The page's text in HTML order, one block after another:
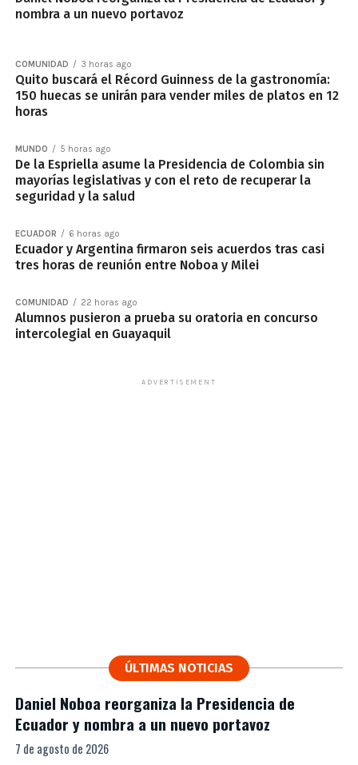
nombra a un nuevo portavoz
COMUNIDAD 3 horas ago
Quito buscará el Récord Guinness de la gastronomía:
150 huecas se unirán para vender miles de platos en 12
horas
MUNDO 5 horas ago
De la Espriella asume la Presidencia de Colombia sin
mayorías legislativas y con el reto de recuperar la
seguridad y la salud
ECUADOR 6 horas ago
Ecuador y Argentina firmaron seis acuerdos tras casi
tres horas de reunión entre Noboa y Milei
COMUNIDAD 22 horas ago
Alumnos pusieron a prueba su oratoria en concurso
intercolegial en Guayaquil
ADVERTISEMENT
ÚLTIMAS NOTICIAS
Daniel Noboa reorganiza la Presidencia de
Ecuador y nombra a un nuevo portavoz
7 de agosto de 2026